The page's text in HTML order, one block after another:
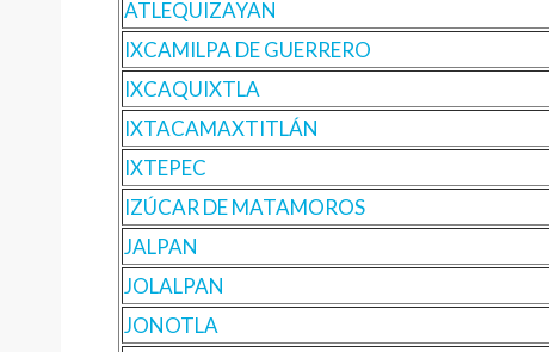
ATLEQUIZAYAN
IXCAMILPA DE GUERRERO
IXCAQUIXTLA
IXTACAMAXTITLÁN
IXTEPEC
IZÚCAR DE MATAMOROS
JALPAN
JOLALPAN
JONOTLA